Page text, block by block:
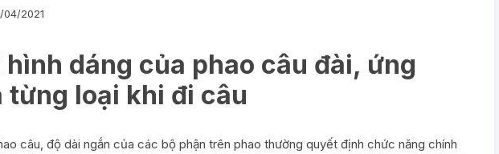
04/2021
hình dáng của phao câu đài, ứng
từng loại khi đi câu
câu, độ dài ngắn của các bộ phận trên phao thường quyết định chức năng chính